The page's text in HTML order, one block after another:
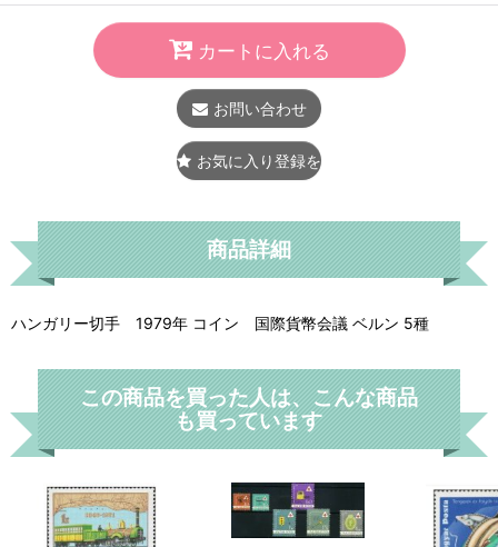
カートに入れる
お問い合わせ
お気に入り登録をする
商品詳細
ハンガリー切手 1979年 コイン 国際貨幣会議 ベルン 5種
この商品を買った人は、こんな商品
も買っています